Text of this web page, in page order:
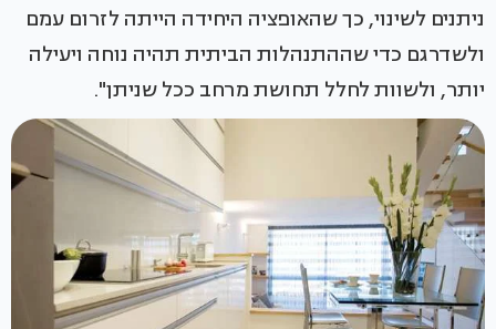
ניתנים לשינוי, כך שהאופציה היחידה הייתה לזרום עמם
ולשדרגם כדי שההתנהלות הביתית תהיה נוחה ויעילה
יותר, ולשוות לחלל תחושת מרחב ככל שניתן".